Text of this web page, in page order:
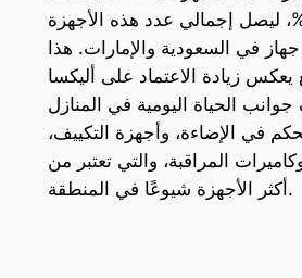
تتجاوز 90%، ليصل إجمالي عدد هذه الأجهزة
جهاز في السعودية والإمارات. هذا
يعكس زيادة الاعتماد على أليكسا
الحياة اليومية في المنازل
في الإضاءة، وأجهزة التكييف،
المراقبة، والتي تعتبر من
أكثر الأجهزة شيوعًا في المنطقة.